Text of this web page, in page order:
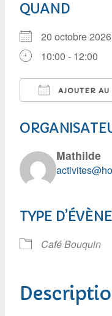
QUAND
20 octobre
10:00 - 12:00
AJOUTER
Mathilde
TYPE
Café Bouquin